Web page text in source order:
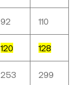
92 110
120 128
253 299